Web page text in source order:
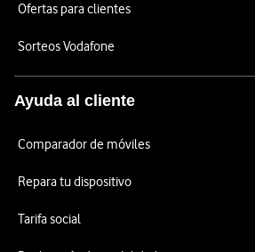
Ofertas para clientes
Sorteos Vodafone
Ayuda al cliente
Comparador de móviles
Repara tu dispositivo
Tarifa social